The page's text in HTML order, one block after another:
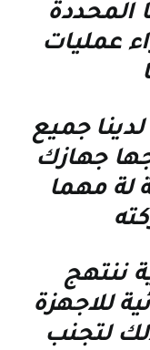
المحددة
عمليات
جميع
جهازك
لة مهما
ننتهج
للاجهزة
لتجنب